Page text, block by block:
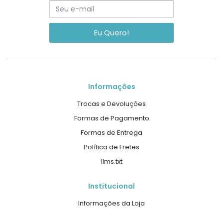
Eu Quero!
Informações
Trocas e Devoluções
Formas de Pagamento
Formas de Entrega
Política de Fretes
llms.txt
Institucional
Informações da Loja